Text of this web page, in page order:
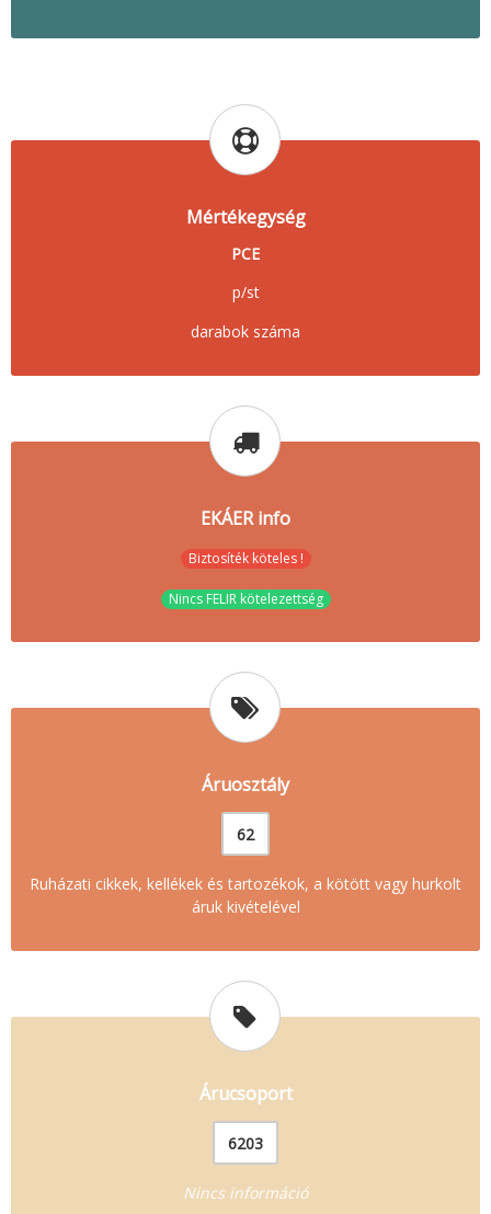
Mértékegység
PCE
p/st
darabok száma
EKÁER info
Biztosíték köteles !
Nincs FELIR kötelezettség
Áruosztály
62
Ruházati cikkek, kellékek és tartozékok, a kötött vagy hurkolt
áruk kivételével
Árucsoport
6203
Nincs információ